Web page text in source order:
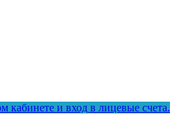
кабинете и вход в лицевые счета.